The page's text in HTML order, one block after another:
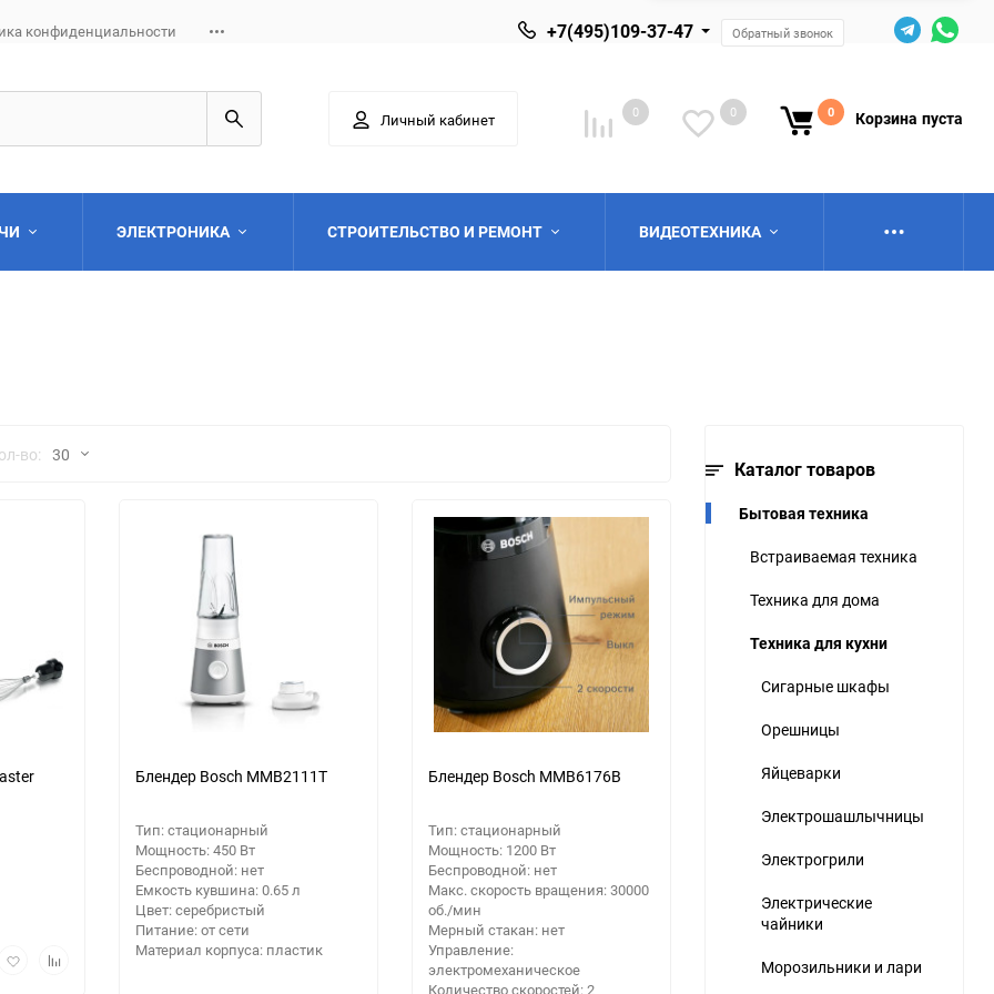
конфиденциальности +7(495)109-37-47 Обратный звонок
Личный кабинет 0 0 0 Корзина пуста
Выберите категорию
ЭЛЕКТРОНИКА СТРОИТЕЛЬСТВО И РЕМОНТ
Выберите категорию
ВИДЕОТЕХНИКА
во: 30
ДобавитьДобавить
еще 5 фото
Блендер Bosch MMB2111T
Тип: стационарный
Мощность: 450 Вт
Беспроводной: нет
Емкость кувшина: 0.65 л
Цвет: серебристый
Питание: от сети
Материал корпуса: пластик
Блендер Bosch MMB6176B
Тип: стационарный
Мощность: 1200 Вт
Беспроводной: нет
Макс. скорость вращения: 30000
об./мин
Мерный стакан: нет
Управление:
электромеханическое
Количество скоростей: 2
Каталог товаров
Бытовая техника
Встраиваемая техника
Техника для дома
Техника для кухни
Сигарные шкафы
Орешницы
Яйцеварки
Электрошашлычницы
Электрогрили
Электрические
чайники
Морозильники и лари